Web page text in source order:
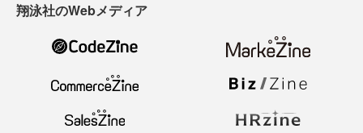
翔泳社のWebメディア